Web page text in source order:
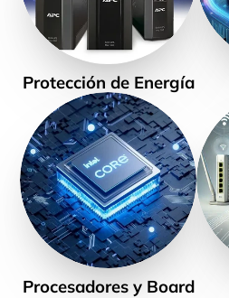
Protección de Energía
Procesadores y Board